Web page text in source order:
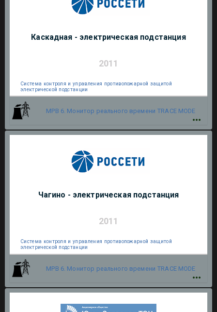
Каскадная - электрическая подстанция
2011
Система контроля и управления противопожарной защитой
электрической подстанции
МРВ 6. Монитор реального времени TRACE MODE
Чагино - электрическая подстанция
2011
Система контроля и управления противопожарной защитой
электрической подстанции
МРВ 6. Монитор реального времени TRACE MODE